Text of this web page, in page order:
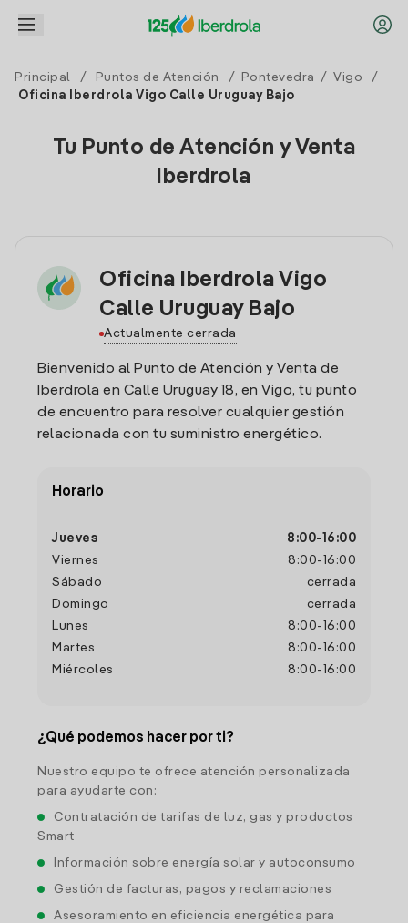
Principal / Puntos de Atención / Pontevedra / Vigo
/
Oficina Iberdrola Vigo Calle Uruguay Bajo
Tu Punto de Atención y Venta
Iberdrola
Oficina Iberdrola Vigo
Calle Uruguay Bajo
Actualmente cerrada
Bienvenido al Punto de Atención y Venta de
Iberdrola en Calle Uruguay 18, en Vigo, tu punto
de encuentro para resolver cualquier gestión
relacionada con tu suministro energético.
Horario
Jueves 8:00- 16:00
Viernes
8:00- 16:00
Sábado
cerrada
Domingo
cerrada
Lunes
8:00- 16:00
Martes
8:00- 16:00
Miércoles
8:00- 16:00
¿Qué podemos hacer por ti?
Nuestro equipo te ofrece atención personalizada
para ayudarte con:
Contratación de tarifas de luz, gas y productos
Smart
Información sobre energía solar y autoconsumo
Gestión de facturas, pagos y reclamaciones
Asesoramiento en eficiencia energética para